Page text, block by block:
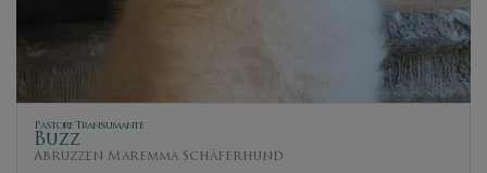
Pastore Transumante
Buzz
Abruzzen Maremma Schäferhund